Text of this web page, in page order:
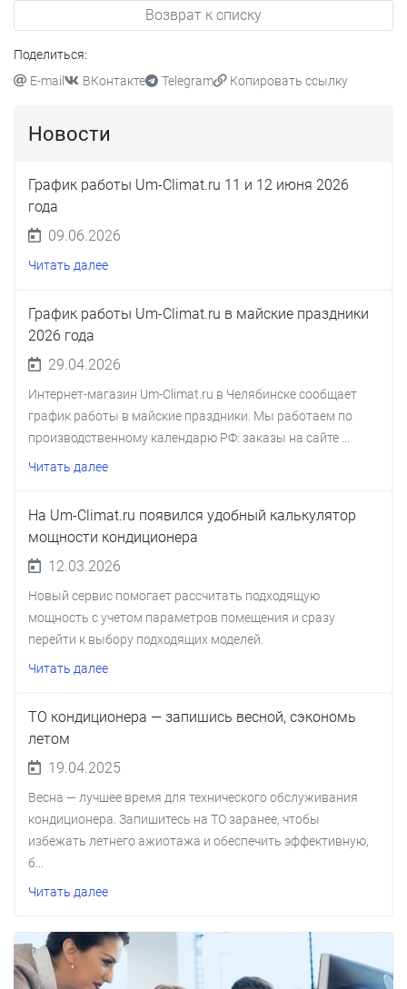
Новости
График работы Um-Climat.ru 11 и 12 июня 2026
года
09.06.2026
Читать далее
График работы Um-Climat.ru в майские праздники
2026 года
29.04.2026
Интернет-магазин Um-Climat.ru в Челябинске сообщает
график работы в майские праздники. Мы работаем по
производственному календарю РФ: заказы на сайте ...
Читать далее
На Um-Climat.ru появился удобный калькулятор
мощности кондиционера
12.03.2026
Новый сервис помогает рассчитать подходящую
мощность с учетом параметров помещения и сразу
перейти к выбору подходящих моделей.
Читать далее
ТО кондиционера — запишись весной, сэкономь
летом
19.04.2025
Весна — лучшее время для технического обслуживания
кондиционера. Запишитесь на ТО заранее, чтобы
избежать летнего ажиотажа и обеспечить эффективную,
б...
Читать далее
Возврат к списку
Поделиться:
E-mail
ВКонтакте Telegram Копировать ссылку